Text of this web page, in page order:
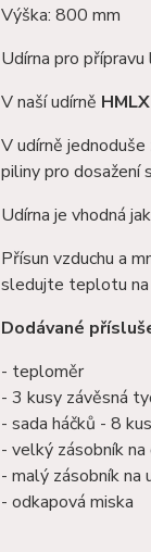
Výška: 800 mm
Udírna pro přípravu
V naší udírně
V udírně
piliny pro dosažení
Udírna je vhodná
Přísun vzduchu a
sledujte teplotu na
Dodávané
- teploměr
- 3 kusy závěsná
- sada háčků - 8
- velký zásobník
- malý zásobník na
- odkapová miska